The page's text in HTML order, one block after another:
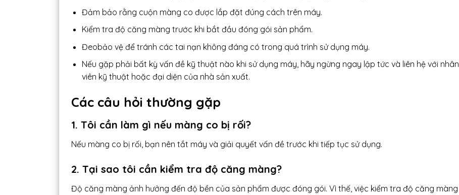
Đảm bảo rằng cuộn màng co được lắp đặt đúng cách trên máy.
Kiểm tra độ căng màng trước khi bắt đầu đóng gói sản phẩm.
Đeobảo vệ để tránh các tai nạn không đáng có trong quá trình sử dụng máy.
Nếu gặp phải bất kỳ vấn đề kỹ thuật nào khi sử dụng máy, hãy ngừng ngay lập tức và liên hệ với nhân
viên kỹ thuật hoặc đại diện của nhà sản xuất.
Các câu hỏi thường gặp
1. Tôi cần làm gì nếu màng co bị rối?
Nếu màng co bị rối, bạn nên tắt máy và giải quyết vấn đề trước khi tiếp tục sử dụng.
2. Tại sao tôi cần kiểm tra độ căng màng?
Độ căng màng ảnh hưởng đến độ bền của sản phẩm được đóng gói. Vì thế, việc kiểm tra độ căng màng